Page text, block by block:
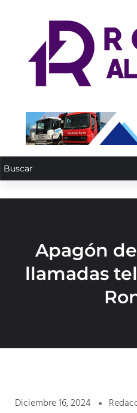
Apagón
llamadas
Diciembre 16, 2024